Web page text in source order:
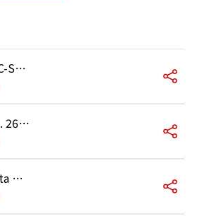
Prelude in C-Sharp Minor, Op. 45
Prelude No. 26 in A-Flat Major, Op. Posth
Piano Sonata No. 2 in B-Flat Minor, Op. 35: I. Grave, Doppio movimento